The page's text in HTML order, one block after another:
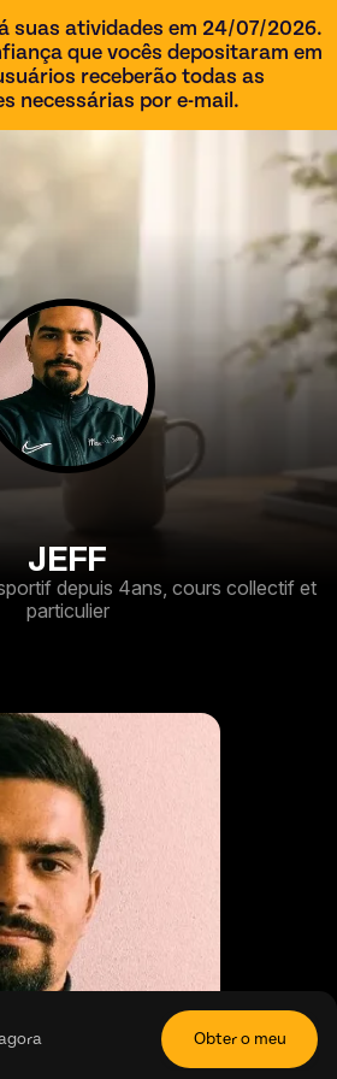
suas atividades em 24/07/2026.
que vocês depositaram em
receberão todas as
necessárias por e-mail.
JEFF
depuis 4ans, cours collectif et
particulier
Obter o meu